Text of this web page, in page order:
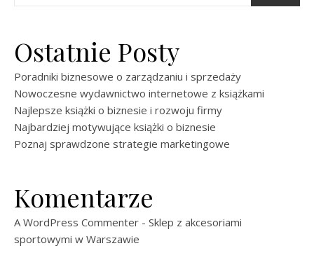
Ostatnie Posty
Poradniki biznesowe o zarządzaniu i sprzedaży
Nowoczesne wydawnictwo internetowe z książkami
Najlepsze książki o biznesie i rozwoju firmy
Najbardziej motywujące książki o biznesie
Poznaj sprawdzone strategie marketingowe
Komentarze
A WordPress Commenter - Sklep z akcesoriami
sportowymi w Warszawie